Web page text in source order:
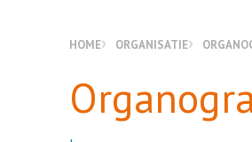
HOME ORGANISATIE